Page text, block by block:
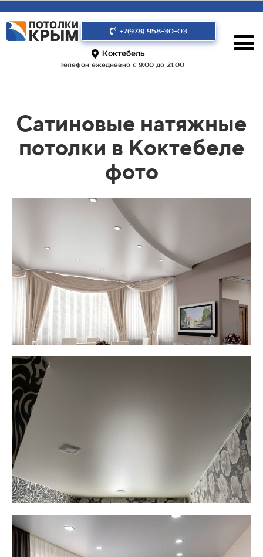
+7(978) 958-30-03
Коктебель
Телефон ежедневно с 9:00 до 21:00
Сатиновые натяжные
потолки в Коктебеле
фото